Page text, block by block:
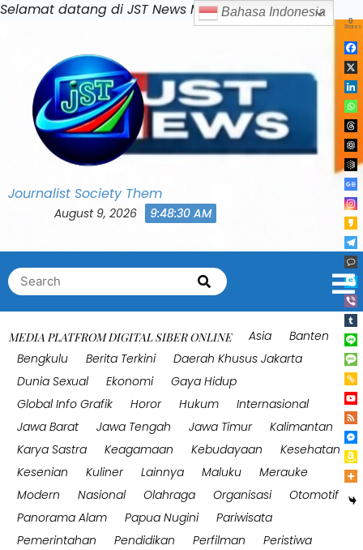
Selamat datang di JST News MediaSkip
to
Journalist Society Them
August 9, 2026 9:48:34 AM
Search
for:
Search
MEDIA PLATFROM DIGITAL SIBER ONLINE Asia
Banten
Bengkulu
Berita Terkini
Daerah Khusus Jakarta
Dunia Sexual
Ekonomi
Gaya Hidup
Global Info Grafik
Horor Hukum
Internasional
Jawa Barat
Jawa Tengah Jawa Timur
Kalimantan
Karya Sastra
Keagamaan Kebudayaan
Kesehatan
Kesenian
Kuliner Lainnya Maluku
Merauke
Modern
Nasional Olahraga Organisasi
Otomotif
Panorama Alam
Papua Nugini
Pariwisata
Pemerintahan
Pendidikan Perfilman
Peristiwa